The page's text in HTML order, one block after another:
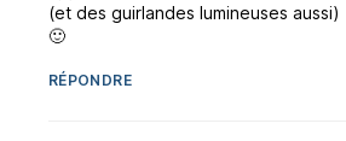
(et des guirlandes lumineuses aussi)
🙂
RÉPONDRE